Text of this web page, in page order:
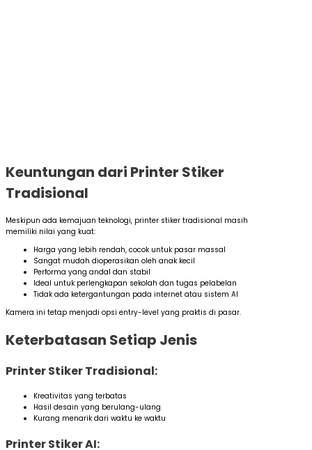
Keuntungan dari Printer Stiker
Tradisional
Meskipun ada kemajuan teknologi, printer stiker tradisional masih
memiliki nilai yang kuat:
Harga yang lebih rendah, cocok untuk pasar massal
Sangat mudah dioperasikan oleh anak kecil
Performa yang andal dan stabil
Ideal untuk perlengkapan sekolah dan tugas pelabelan
Tidak ada ketergantungan pada internet atau sistem AI
Kamera ini tetap menjadi opsi entry-level yang praktis di pasar.
Keterbatasan Setiap Jenis
Printer Stiker Tradisional:
Kreativitas yang terbatas
Hasil desain yang berulang-ulang
Kurang menarik dari waktu ke waktu
Printer Stiker AI: